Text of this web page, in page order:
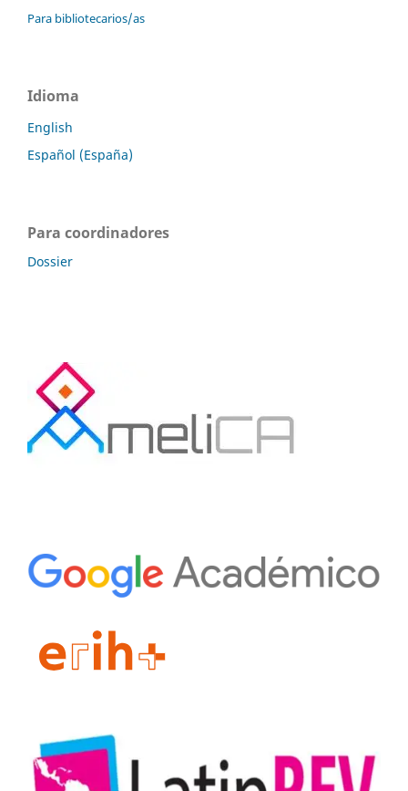
Para bibliotecarios/as
Idioma
English
Español (España)
Para coordinadores
Dossier